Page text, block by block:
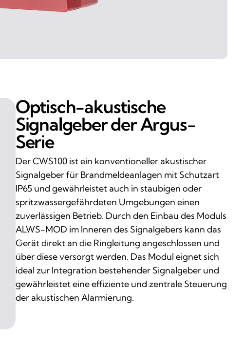
Optisch-akustische
Signalgeber der Argus-
Serie
Der CWS100 ist ein konventioneller akustischer
Signalgeber für Brandmeldeanlagen mit Schutzart
IP65 und gewährleistet auch in staubigen oder
spritzwassergefährdeten Umgebungen einen
zuverlässigen Betrieb. Durch den Einbau des Moduls
ALWS-MOD im Inneren des Signalgebers kann das
Gerät direkt an die Ringleitung angeschlossen und
über diese versorgt werden. Das Modul eignet sich
ideal zur Integration bestehender Signalgeber und
gewährleistet eine effiziente und zentrale Steuerung
der akustischen Alarmierung.